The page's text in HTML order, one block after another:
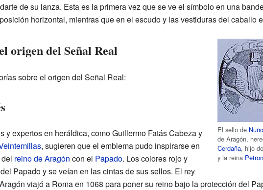
de su lanza. Esta es la primera vez que se ve el símbolo en una
horizontal, mientras que en el escudo y las vestiduras del caballo
El sello de
de Aragón,
Cerdaña, hijo de
y la reina
origen del Señal Real
sobre el origen del Señal Real:
y expertos en heráldica, como Guillermo Fatás Cabeza y
, sugieren que el emblema pudo inspirarse en
reino de Aragón con el Papado. Los colores rojo y
Papado y se veían en las cintas de sus sellos. El rey
viajó a Roma en 1068 para poner su reino bajo la protección del